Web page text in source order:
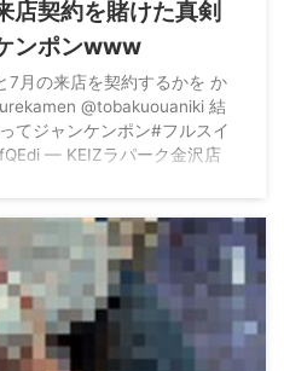
店契約を賭けた真剣
ンポンwww
7月の来店を契約するかを か
@tobakuouaniki 結
てジャンケンポン#フルスイ
— KEIZラパーク金沢店